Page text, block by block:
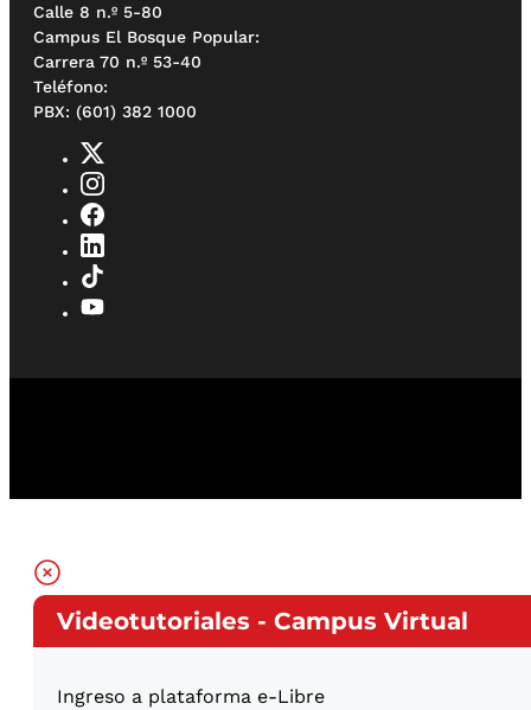
Calle 8 n.º 5-80
Campus El Bosque Popular:
Carrera 70 n.º 53-40
Teléfono:
PBX: (601) 382 1000
Videotutoriales - Campus Virtual
Ingreso a plataforma e-Libre